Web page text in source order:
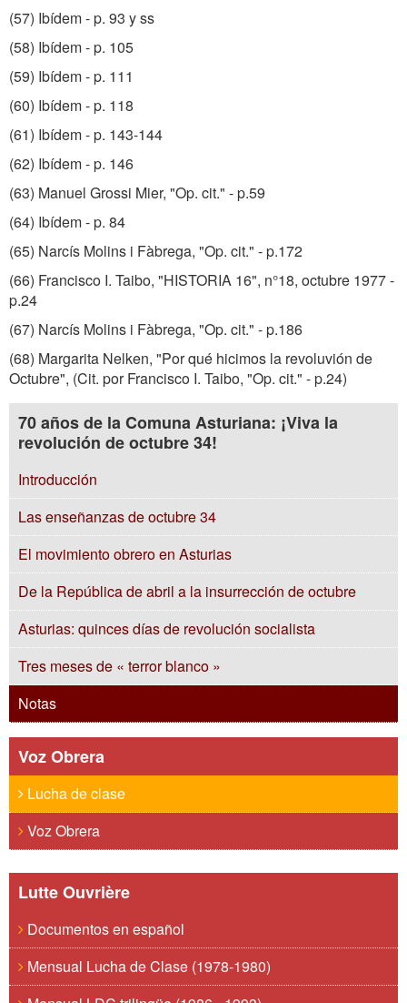
(57) Ibídem - p. 93 y ss
(58) Ibídem - p. 105
(59) Ibídem - p. 111
(60) Ibídem - p. 118
(61) Ibídem - p. 143-144
(62) Ibídem - p. 146
(63) Manuel Grossi Mier, "Op. cit." - p.59
(64) Ibídem - p. 84
(65) Narcís Molins i Fàbrega, "Op. cit." - p.172
(66) Francisco I. Taibo, "HISTORIA 16", n°18, octubre 1977 -
p.24
(67) Narcís Molins i Fàbrega, "Op. cit." - p.186
(68) Margarita Nelken, "Por qué hicimos la revoluvión de
Octubre", (Cit. por Francisco I. Taibo, "Op. cit." - p.24)
70 años de la Comuna Asturiana: ¡Viva la
revolución de octubre 34!
Introducción
Las enseñanzas de octubre 34
El movimiento obrero en Asturias
De la República de abril a la insurrección de octubre
Asturias: quinces días de revolución socialista
Tres meses de « terror blanco »
Notas
Voz Obrera
Lucha de clase
Voz Obrera
Lutte Ouvrière
Documentos en español
Mensual Lucha de Clase (1978-1980)